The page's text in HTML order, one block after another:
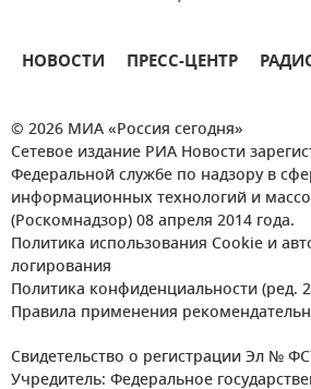
НОВОСТИ ПРЕСС-ЦЕНТР
© 2026 МИА «Россия сегодня»
Сетевое издание РИА Новости
Федеральной службе по надзору в
информационных технологий и
(Роскомнадзор) 08 апреля 2014 года.
Политика использования Cookie и
логирования
Политика конфиденциальности (ред.
Правила применения
Свидетельство о регистрации Эл №
Учредитель: Федеральное